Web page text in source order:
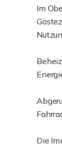
Im
Die